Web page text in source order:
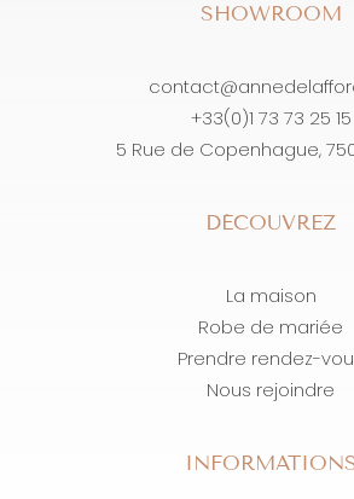
SHOWROOM
+33(0)1 73 73 25 15
5 Rue de Copenhague,
DÉCOUVREZ
La maison
Robe de mariée
Prendre rendez-
Nous rejoindre